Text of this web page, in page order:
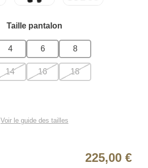
Taille pantalon
4 6 8
14 16 18
Voir le guide des tailles
225,00 €